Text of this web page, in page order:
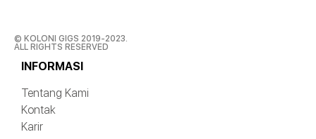
© KOLONI GIGS 2019-2023.
ALL RIGHTS RESERVED
INFORMASI
Tentang Kami
Kontak
Karir